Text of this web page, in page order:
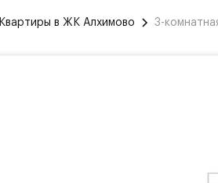
Квартиры в ЖК Алхимово 3-